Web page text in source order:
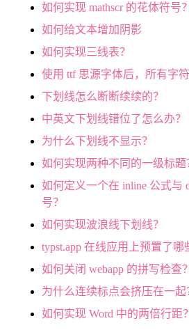
如何实现 mathscr 的花体符号？
如何给文本增加阴影
如何实现三线表？
使用 ttf 思源字体后，所有字
下划线怎么断断续续的？
中英文下划线错位了怎么办？
为什么下划线不显示？
如何实现两种不同的一级标题
如何定义一个在 inline 公式与
号？
如何实现波浪线下划线？
typst.app 在线应用上预置了哪
如何关闭 webapp 的拼写检查？
为什么连续标点会挤压在一起
如何实现 Word 中的两倍行距？